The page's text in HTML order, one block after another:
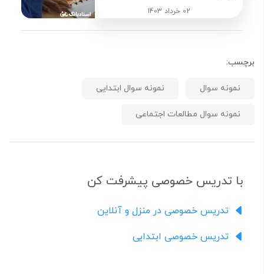
02 خرداد 1403
برچسب:
نمونه سوال نمونه سوال ابتدایی
نمونه سوال مطالعات اجتماعی
با تدریس خصوصی پیشرفت کن
تدریس خصوصی در منزل و آنلاین
تدریس خصوصی ابتدایی